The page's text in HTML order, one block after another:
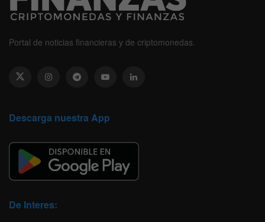
Portal de noticias financieras y de criptomonedas.
Descarga nuestra App
De Interes: